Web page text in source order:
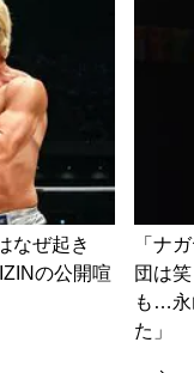
なぜ起き
の公開喧
「ナ
団は
も…永
た」